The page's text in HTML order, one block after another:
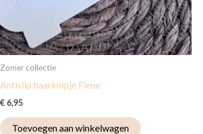
Zomer collectie
Antislip haarknipje Fiene
€ 6,95
Toevoegen aan winkelwagen